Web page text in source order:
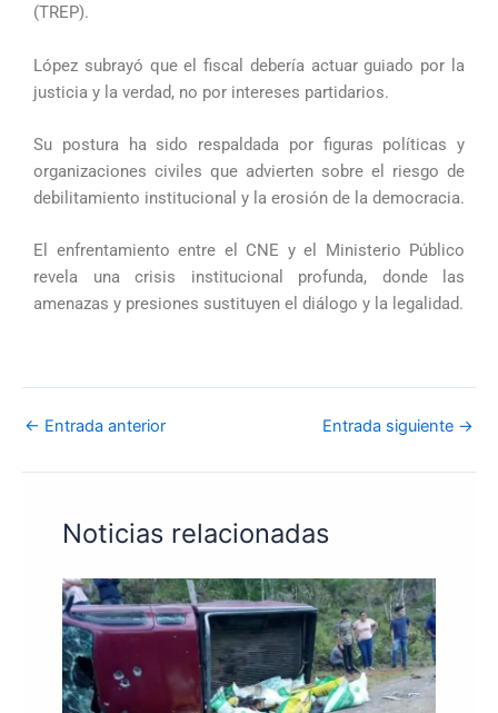
(TREP).
López subrayó que el fiscal debería actuar guiado por la
justicia y la verdad, no por intereses partidarios.
Su postura ha sido respaldada por figuras políticas y
organizaciones civiles que advierten sobre el riesgo de
debilitamiento institucional y la erosión de la democracia.
El enfrentamiento entre el CNE y el Ministerio Público
revela una crisis institucional profunda, donde las
amenazas y presiones sustituyen el diálogo y la legalidad.
← Entrada anterior Entrada siguiente →
Noticias relacionadas